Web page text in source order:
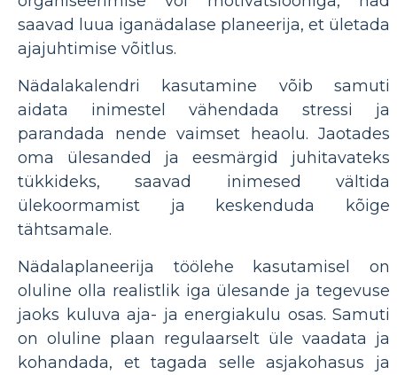
saavad luua iganädalase planeerija, et ületada
ajajuhtimise võitlus.
Nädalakalendri kasutamine võib samuti
aidata inimestel vähendada stressi ja
parandada nende vaimset heaolu. Jaotades
oma ülesanded ja eesmärgid juhitavateks
tükkideks, saavad inimesed vältida
ülekoormamist ja keskenduda kõige
tähtsamale.
Nädalaplaneerija töölehe kasutamisel on
oluline olla realistlik iga ülesande ja tegevuse
jaoks kuluva aja- ja energiakulu osas. Samuti
on oluline plaan regulaarselt üle vaadata ja
kohandada, et tagada selle asjakohasus ja